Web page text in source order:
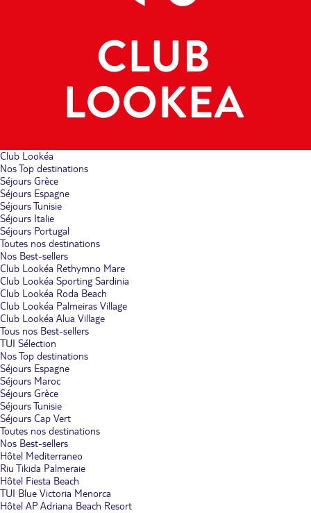
Club Lookéa
Nos Top destinations
Séjours Grèce
Séjours Espagne
Séjours Tunisie
Séjours Italie
Séjours Portugal
Toutes nos destinations
Nos Best-sellers
Club Lookéa Rethymno Mare
Club Lookéa Sporting Sardinia
Club Lookéa Roda Beach
Club Lookéa Palmeiras Village
Club Lookéa Alua Village
Tous nos Best-sellers
TUI Sélection
Nos Top destinations
Séjours Espagne
Séjours Maroc
Séjours Grèce
Séjours Tunisie
Séjours Cap Vert
Toutes nos destinations
Nos Best-sellers
Hôtel Mediterraneo
Riu Tikida Palmeraie
Hôtel Fiesta Beach
TUI Blue Victoria Menorca
Hôtel AP Adriana Beach Resort